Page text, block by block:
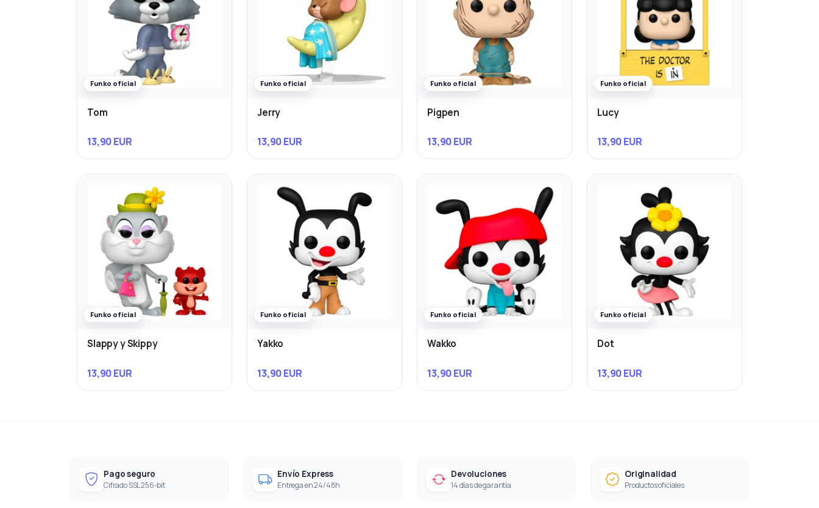
Funko oficial
Tom
13,90 EUR
Funko oficial
Jerry
13,90 EUR
Funko oficial
Pigpen
13,90 EUR
Funko oficial
Lucy
13,90 EUR
Funko oficial
Slappy y Skippy
13,90 EUR
Funko oficial
Yakko
13,90 EUR
Funko oficial
Wakko
13,90 EUR
Funko oficial
Dot
13,90 EUR
Pago seguro
Cifrado SSL 256-bit
Envío Express
Entrega en 24/48h
Devoluciones
14 días de garantía
Originalidad
Productos oficiales